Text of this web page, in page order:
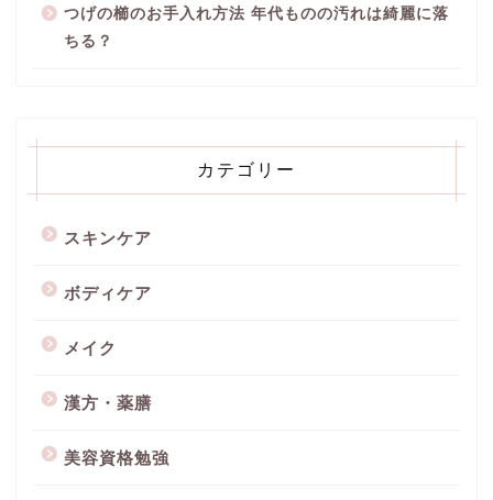
つげの櫛のお手入れ方法 年代ものの汚れは綺麗に落
ちる？
カテゴリー
スキンケア
ボディケア
メイク
漢方・薬膳
美容資格勉強